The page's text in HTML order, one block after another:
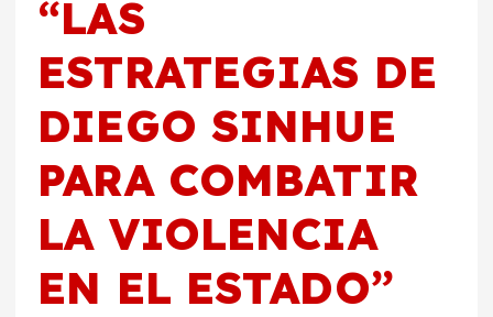
“LAS
ESTRATEGIAS DE
DIEGO SINHUE
PARA COMBATIR
LA VIOLENCIA
EN EL ESTADO”